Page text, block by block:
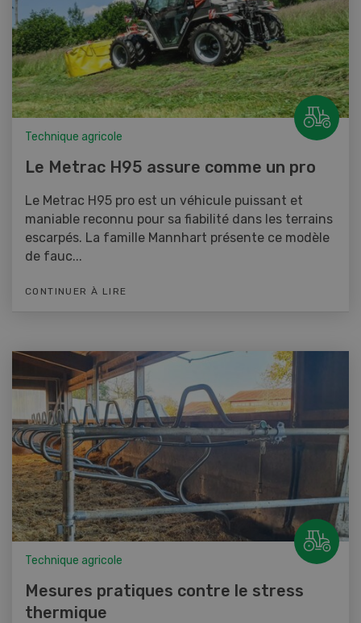
Technique agricole
Le Metrac H95 assure comme un pro
Le Metrac H95 pro est un véhicule puissant et
maniable reconnu pour sa fiabilité dans les terrains
escarpés. La famille Mannhart présente ce modèle
de fauc...
CONTINUER À LIRE
Technique agricole
Mesures pratiques contre le stress
thermique